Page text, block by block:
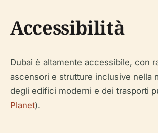
Accessibilità
Dubai è altamente accessibile, con
ascensori e strutture inclusive nella
degli edifici moderni e dei trasporti
Planet).